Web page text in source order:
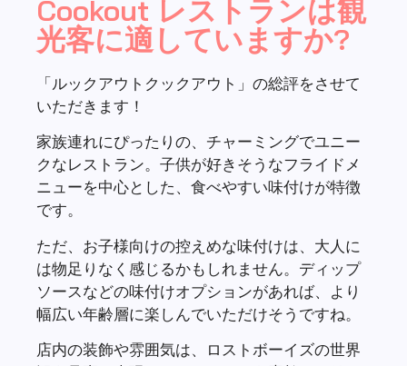
ニューを中心とした、食べやすい味付けが特徴
です。
ただ、お子様向けの控えめな味付けは、大人に
は物足りなく感じるかもしれません。ディップ
幅広い年齢層に楽しんでいただけそうですね。
店内の装飾や雰囲気は、ロストボーイズの世界
観を見事に表現していて、とても素敵。オリジ
ムとしても魅力的です。
ただし、このエリアの他のレストラン同様、い
くつか注意点があります：
• 飛び込みでの利用不可